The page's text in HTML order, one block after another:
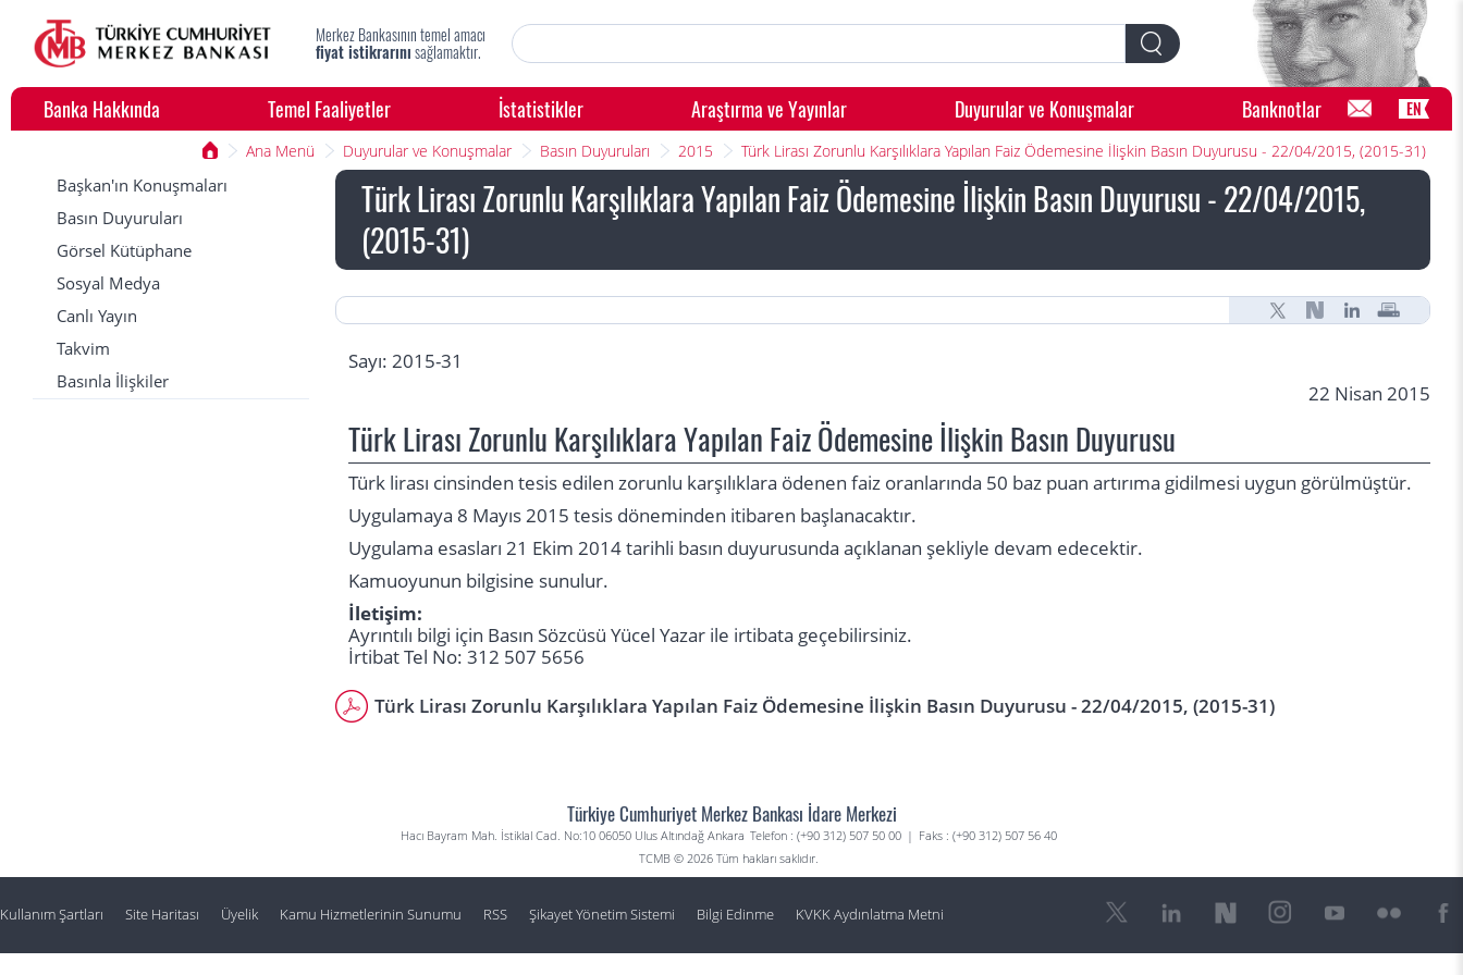
Merkez Bankasının temel amacı
fiyat istikrarınısağlamaktır.
Banka Hakkında Temel Faaliyetler İstatistikler Araştırma ve Yayınlar Duyurular ve Konuşmalar Banknotlar EN
Ana Menü Duyurular ve Konuşmalar Basın Duyuruları 2015 Türk Lirası Zorunlu Karşılıklara Yapılan Faiz Ödemesine İlişkin Basın Duyurusu - 22/04/2015, (2015-31)
Başkan'ın Konuşmaları
Basın Duyuruları
Görsel Kütüphane
Sosyal Medya
Canlı Yayın
Takvim
Basınla İlişkiler
Türk Lirası Zorunlu Karşılıklara Yapılan Faiz Ödemesine İlişkin Basın Duyurusu - 22/04/2015,
(2015-31)
Sayı: 2015-31
22 Nisan 2015
Türk Lirası Zorunlu Karşılıklara Yapılan Faiz Ödemesine İlişkin Basın Duyurusu
Türk lirası cinsinden tesis edilen zorunlu karşılıklara ödenen faiz oranlarında 50 baz puan artırıma gidilmesi uygun görülmüştür.
Uygulamaya 8 Mayıs 2015 tesis döneminden itibaren başlanacaktır.
Uygulama esasları 21 Ekim 2014 tarihli basın duyurusunda açıklanan şekliyle devam edecektir.
Kamuoyunun bilgisine sunulur.
İletişim:
Ayrıntılı bilgi için Basın Sözcüsü Yücel Yazar ile irtibata geçebilirsiniz.
İrtibat Tel No: 312 507 5656
Türk Lirası Zorunlu Karşılıklara Yapılan Faiz Ödemesine İlişkin Basın Duyurusu - 22/04/2015, (2015-31)
Türkiye Cumhuriyet Merkez Bankası İdare Merkezi
Hacı Bayram Mah. İstiklal Cad. No:10 06050 Ulus Altındağ Ankara Telefon : (+90 312) 507 50 00 | Faks : (+90 312) 507 56 40
TCMB © 2026 Tüm hakları saklıdır.
Kullanım Şartları Site Haritası Üyelik Kamu Hizmetlerinin Sunumu RSS Şikayet Yönetim Sistemi Bilgi Edinme KVKK Aydınlatma Metni